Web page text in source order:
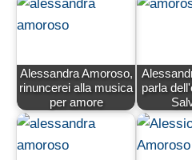
Alessandra Amoroso,
rinuncerei alla musica
per amore
parla